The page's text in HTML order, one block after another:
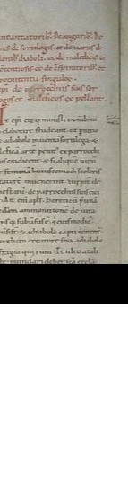
to
content